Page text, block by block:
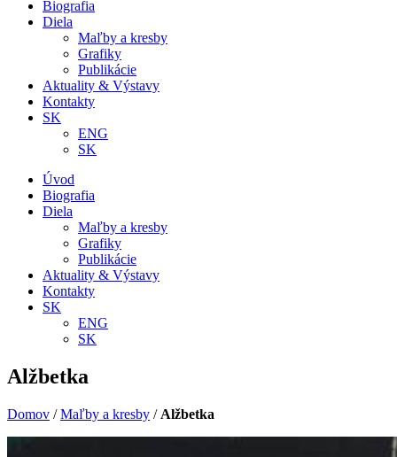
Biografia
Diela
Maľby a kresby
Grafiky
Publikácie
Aktuality & Výstavy
Kontakty
SK
ENG
SK
Úvod
Biografia
Diela
Maľby a kresby
Grafiky
Publikácie
Aktuality & Výstavy
Kontakty
SK
ENG
SK
Alžbetka
Domov /Maľby a kresby / Alžbetka